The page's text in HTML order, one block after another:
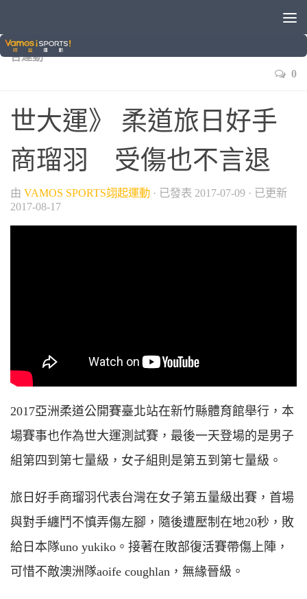
2017臺北世大運
合運動
0
世大運》 柔道旅日好手
商瑠羽 受傷也不言退
由 VAMOS SPORTS翊起運動 · 已發表 2017-07-09 · 已更新
2017-08-17
2017亞洲柔道公開賽臺北站在新竹縣體育館舉行，本
場賽事也作為世大運測試賽，最後一天登場的是男子
組第四到第七量級，女子組則是第五到第七量級。
旅日好手商瑠羽代表台灣在女子第五量級出賽，首場
與對手纏鬥不慎弄傷左腳，隨後遭壓制在地20秒，敗
給日本隊uno yukiko。接著在敗部復活賽帶傷上陣，
可惜不敵澳洲隊aoife coughlan，無緣晉級。